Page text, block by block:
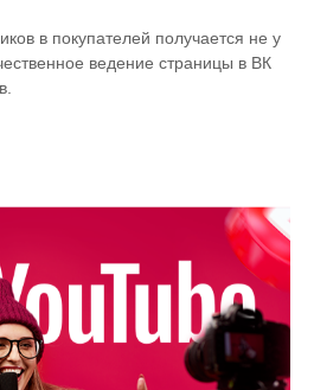
в покупателей получается не у
ведение страницы в ВК